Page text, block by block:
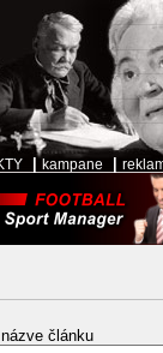
kampane
článku